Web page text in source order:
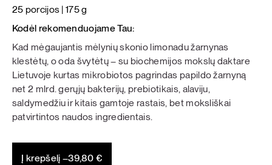
25 porcijos | 175 g
Kodėl rekomenduojame Tau:
Kad mėgaujantis mėlynių skonio limonadu žarnynas
klestėtų, o oda švytėtų – su biochemijos mokslų daktare
Lietuvoje kurtas mikrobiotos pagrindas papildo žarnyną
net 2 mlrd. gerųjų bakterijų, prebiotikais, alaviju,
saldymedžiu ir kitais gamtoje rastais, bet moksliškai
patvirtintos naudos ingredientais.
Į krepšelį –39,80€